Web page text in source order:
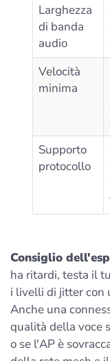
Larghezza
di banda
audio
Velocità
minima
Supporto
protocollo
Consiglio
ha ritardi, testa il
i livelli di jitter con
Anche una
qualità della voce
o se l'AP è